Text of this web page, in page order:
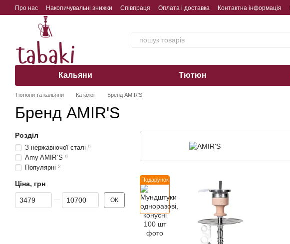
Перейти до основного контенту
Про нас Накопичувальні знижки Співпраця Оплата і доставка Контактна інформація
Обмін, повернення, гарантія
Кальяни Тютюн
Тютюни та кальяни Каталог Бренд AMIR'S
Бренд AMIR'S
Подарунок
Розділ
З нержавіючої сталі 9
Amy AMIR`S 9
Популярні 2
Ціна, грн
Від Ціна, грн
До Ціна, грн ОК